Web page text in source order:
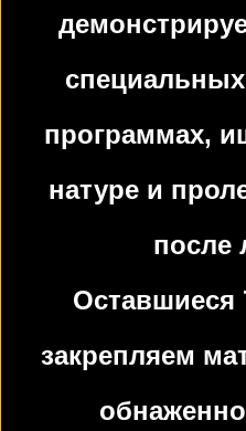
программах,
натуре и
после
Оставшиеся
закрепляем